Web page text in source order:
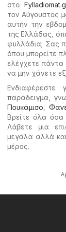
στο
τον Αύγουστος
αυτήν την
της Ελλάδας,
φυλλάδια; Σας
όπου μπορείτε
ελέγχετε πάντα
να μην χάνετε
παράδειγμα,
Πουκάμισο
Βρείτε όλα όσα
Λάβετε μια
μεγάλα αλλά
μέρος.